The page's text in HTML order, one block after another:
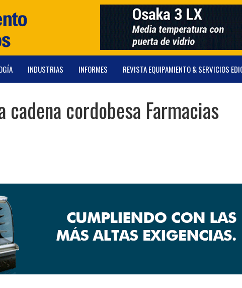
INDUSTRIAS INFORMES REVISTA EQUIPAMIENTO & SERVICIOS
cadena cordobesa Farmacias